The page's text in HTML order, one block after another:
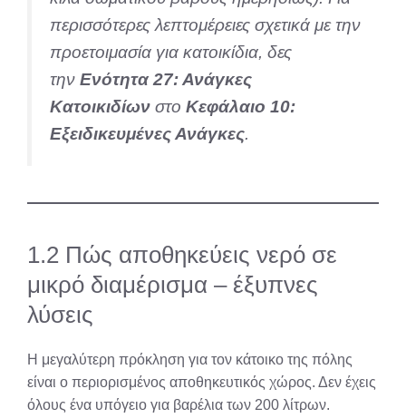
περισσότερες λεπτομέρειες σχετικά με την
προετοιμασία για κατοικίδια, δες
την Ενότητα 27: Ανάγκες
Κατοικιδίων στο Κεφάλαιο 10:
Εξειδικευμένες Ανάγκες.
1.2 Πώς αποθηκεύεις νερό σε
μικρό διαμέρισμα – έξυπνες
λύσεις
Η μεγαλύτερη πρόκληση για τον κάτοικο της πόλης
είναι ο περιορισμένος αποθηκευτικός χώρος. Δεν έχεις
όλους ένα υπόγειο για βαρέλια των 200 λίτρων.